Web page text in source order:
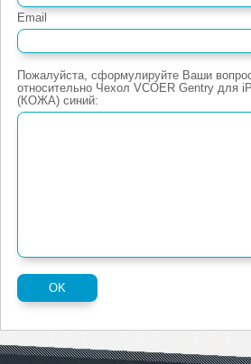
Email
Пожалуйста, сформулируйте Ваши
относительно Чехол VCOER Gentry для
(КОЖА) синий: